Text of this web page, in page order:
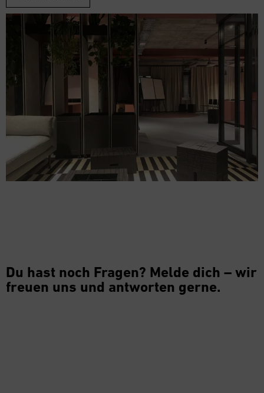
Du hast noch Fragen? Melde dich – wir
freuen uns und antworten gerne.